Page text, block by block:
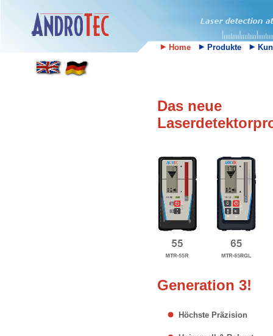
Home Produkte
Das neue
Generation 3!
Höchste Präzision